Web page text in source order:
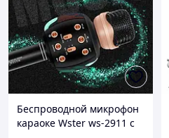
Беспроводной микрофон
караоке Wster ws-2911 с